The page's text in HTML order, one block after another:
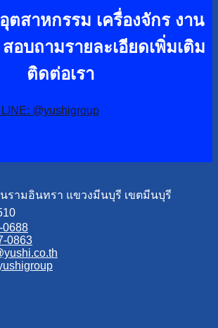
ตสาหกรรม เครื่องจักร งาน
สอบถามรายละเอียดเพิ่มเติม
ติดต่อเรา
LINE: @yushigroup
รามอินทรา แขวงมีนบุรี เขตมีนบุรี
0688
0863